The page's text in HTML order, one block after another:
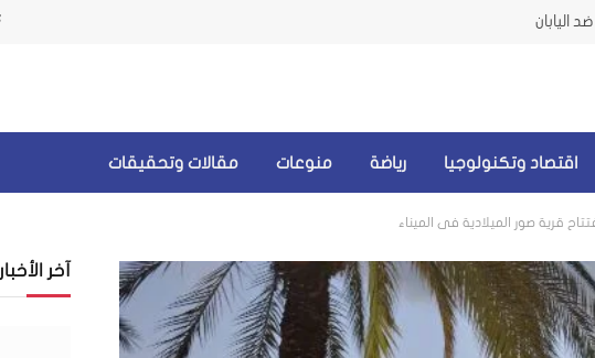
اليابان
اقتصاد وتكنولوجيا رياضة منوعات مقالات وتحقيقات
قرية صور الميلادية في الميناء
آخر الأخبار